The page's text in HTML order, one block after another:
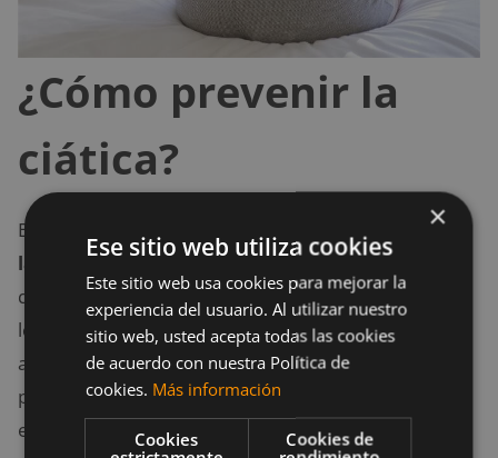
¿Cómo prevenir la
ciática?
En realidad
no hay una forma exacta de prevenir
la ciática, pues dado
que este fenómeno es bastante complicado, incluso
los mejores expertos no están de acuerdo en cuanto
a cómo y por qué esto es un problema para algunas
personas y no para otras; es decir, no se sabe con
exactitud porqué ocurre y por ende, aún no se sabe
×
Ese sitio web utiliza cookies
Este sitio web usa cookies para mejorar la
experiencia del usuario. Al utilizar nuestro
sitio web, usted acepta todas las cookies
de acuerdo con nuestra Política de
cookies. Más información
Cookies
Cookies de